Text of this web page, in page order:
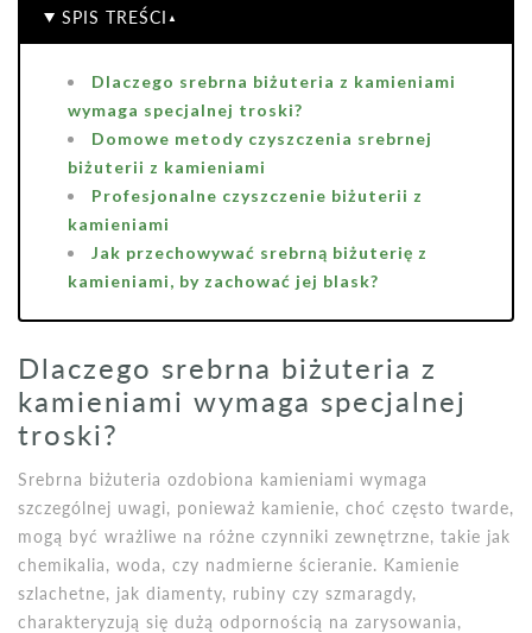
SPIS TREŚCI
Dlaczego srebrna biżuteria z kamieniami
wymaga specjalnej troski?
Domowe metody czyszczenia srebrnej
biżuterii z kamieniami
Profesjonalne czyszczenie biżuterii z
kamieniami
Jak przechowywać srebrną biżuterię z
kamieniami, by zachować jej blask?
Dlaczego srebrna biżuteria z
kamieniami wymaga specjalnej
troski?
Srebrna biżuteria ozdobiona kamieniami wymaga
szczególnej uwagi, ponieważ kamienie, choć często twarde,
mogą być wrażliwe na różne czynniki zewnętrzne, takie jak
chemikalia, woda, czy nadmierne ścieranie. Kamienie
szlachetne, jak diamenty, rubiny czy szmaragdy,
charakteryzują się dużą odpornością na zarysowania,